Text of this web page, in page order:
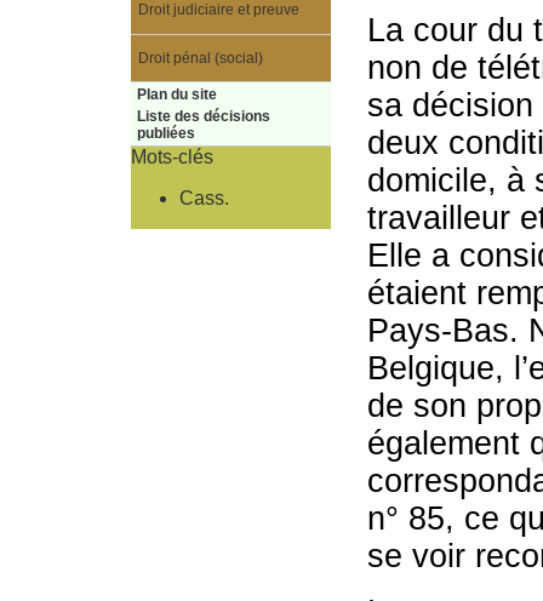
La cour du
non de
sa
deux
domicile, à
travailleur
Elle a
étaient
Pays-Bas.
Belgique,
de son
également
n° 85, ce
se voir
Droit judiciaire et preuve
Droit pénal (social)
Plan du site
Liste des décisions
publiées
Mots-clés
Cass.